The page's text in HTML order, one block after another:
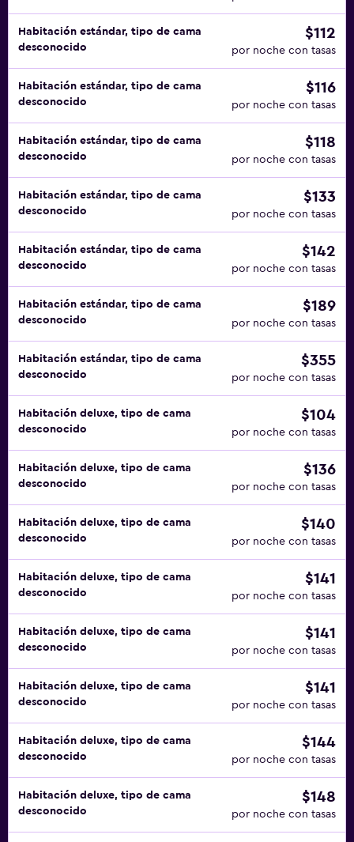
Habitación estándar, tipo de cama
desconocido
$112
por noche con tasas
Habitación estándar, tipo de cama
desconocido
$116
por noche con tasas
Habitación estándar, tipo de cama
desconocido
$118
por noche con tasas
Habitación estándar, tipo de cama
desconocido
$133
por noche con tasas
Habitación estándar, tipo de cama
desconocido
$142
por noche con tasas
Habitación estándar, tipo de cama
desconocido
$189
por noche con tasas
Habitación estándar, tipo de cama
desconocido
$355
por noche con tasas
Habitación deluxe, tipo de cama
desconocido
$104
por noche con tasas
Habitación deluxe, tipo de cama
desconocido
$136
por noche con tasas
Habitación deluxe, tipo de cama
desconocido
$140
por noche con tasas
Habitación deluxe, tipo de cama
desconocido
$141
por noche con tasas
Habitación deluxe, tipo de cama
desconocido
$141
por noche con tasas
Habitación deluxe, tipo de cama
desconocido
$141
por noche con tasas
Habitación deluxe, tipo de cama
desconocido
$144
por noche con tasas
Habitación deluxe, tipo de cama
desconocido
$148
por noche con tasas